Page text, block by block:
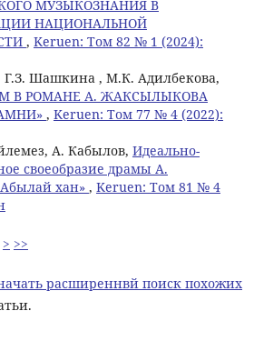
МУЗЫКОЗНАНИЯ В
НАЦИОНАЛЬНОЙ
, Keruen: Том 82 № 1 (2024):
Г.З. Шашкина , М.К. Адилбекова,
В РОМАНЕ А. ЖАКСЫЛЫКОВА
, Keruen: Том 77 № 4 (2022):
А. Кабылов, Идеально-
своеобразие драмы А.
хан» , Keruen: Том 81 № 4
> >>
расширеннвй поиск похожих